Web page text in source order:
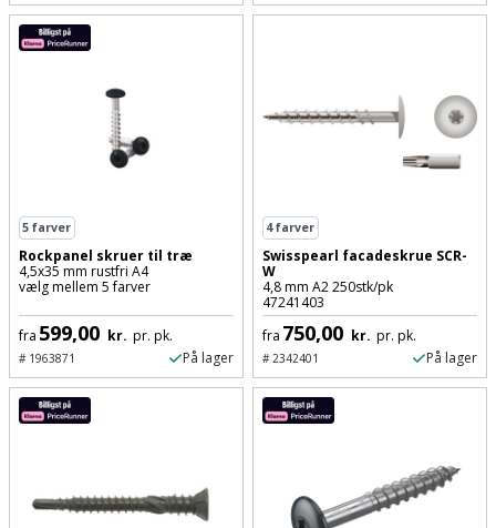
Soldater
teleskopstøtte
Stålbørste
Stemmejern
Stige
Stillads
Tænger
Tapetværktøj
Mejselhammer
Multicuttertilbehør
Nedbrydningshammer
Overfræser
Overfræsertilbehør
Polermaskine
Røreværk
Presenning
Redskabsskur
Rengøring
Shelter
Sikkerhed
i
hjemmet
Skadedyrsbekæmpelse
Skraldespandsskjuler
5farver
Rockpanel skruer til træ
4,5x35 mm rustfri A4
vælg mellem 5 farver
fra 599,00 kr. pr. pk.
#1963871 På lager
4farver
Swisspearl facadeskrue SCR-
W
4,8 mm A2 250stk/pk
47241403
fra 750,00 kr. pr. pk.
#2342401 På lager